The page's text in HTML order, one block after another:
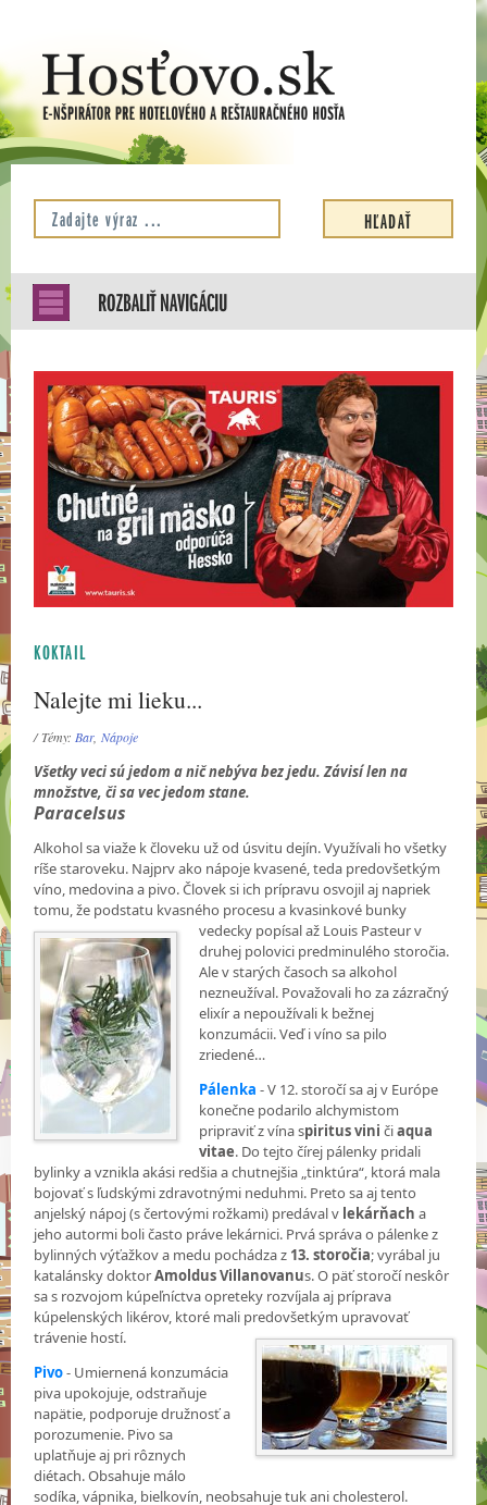
ROZBALIŤ NAVIGÁCIU
KOKTAIL
Nalejte mi lieku...
/ Témy:Bar,Nápoje
Všetky veci sú jedom a nič nebýva bez jedu. Závisí len na
množstve, či sa vec jedom stane.
Paracelsus
Alkohol sa viaže k človeku už od úsvitu dejín. Využívali ho všetky
ríše staroveku. Najprv ako nápoje kvasené, teda predovšetkým
víno, medovina a pivo. Človek si ich prípravu osvojil aj napriek
tomu, že podstatu kvasného procesu a kvasinkové bunky
vedecky popísal až Louis Pasteur v
druhej polovici predminulého storočia.
Ale v starých časoch sa alkohol
nezneužíval. Považovali ho za zázračný
elixír a nepoužívali k bežnej
konzumácii. Veď i víno sa pilo
zriedené…
Pálenka - V 12. storočí sa aj v Európe
konečne podarilo alchymistom
pripraviť z vína spiritus viničiaqua
vitae. Do tejto čírej pálenky pridali
bylinky a vznikla akási redšia a chutnejšia „tinktúra“, ktorá mala
bojovať s ľudskými zdravotnými neduhmi. Preto sa aj tento
anjelský nápoj (s čertovými rožkami) predával v lekárňach a
jeho autormi boli často práve lekárnici. Prvá správa o pálenke z
bylinných výťažkov a medu pochádza z 13. storočia; vyrábal ju
katalánsky doktorAmoldus Villanovanus. O päť storočí neskôr
sa s rozvojom kúpeľníctva opreteky rozvíjala aj príprava
kúpelenských likérov, ktoré mali predovšetkým upravovať
trávenie hostí.
Pivo- Umiernená konzumácia
piva upokojuje, odstraňuje
napätie, podporuje družnosť a
porozumenie. Pivo sa
uplatňuje aj pri rôznych
diétach. Obsahuje málo
sodíka, vápnika, bielkovín, neobsahuje tuk ani cholesterol.